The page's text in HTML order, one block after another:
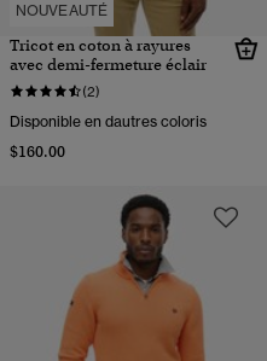
NOUVEAUTÉ
Tricot en coton à rayures
avec demi-fermeture éclair
(2)
Disponible en dautres coloris
$160.00